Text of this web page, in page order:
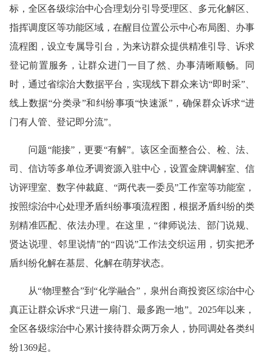
标，全区各级综治中心合理划分引导受理区、多元化解区、
指挥调度区等功能区域，在醒目位置公示中心布局图、办事
流程图，设立专属导引台，为来访群众提供精准引导、诉求
登记前置服务，让群众进门一目了然、办事清晰顺畅。同
时，通过省综治大数据平台，实现线下群众来访“即时采”、
线上数据“分类录”和纠纷事项“快速派”，确保群众诉求“进
门有人管、登记即分流”。
问题“能接”，更要“有解”。该区全面整合公、检、法、
司、信访等多单位矛调资源入驻中心，设置金牌调解室、信
访评理室、数字仲裁庭、“两代表一委员”工作室等功能室，
按照综治中心处理矛盾纠纷事项流程图，根据矛盾纠纷的类
别精准匹配、依法办理。在这里，“律师说法、部门说规、
贤达说理、邻里说情”的“四说”工作法交织运用，切实把矛
盾纠纷化解在基层、化解在萌芽状态。
从“物理整合”到“化学融合”，泉州台商投资区综治中心
真正让群众诉求“只进一扇门、最多跑一地”。2025年以来，
全区各级综治中心累计接待群众两万余人，协同调处各类纠
纷1369起。